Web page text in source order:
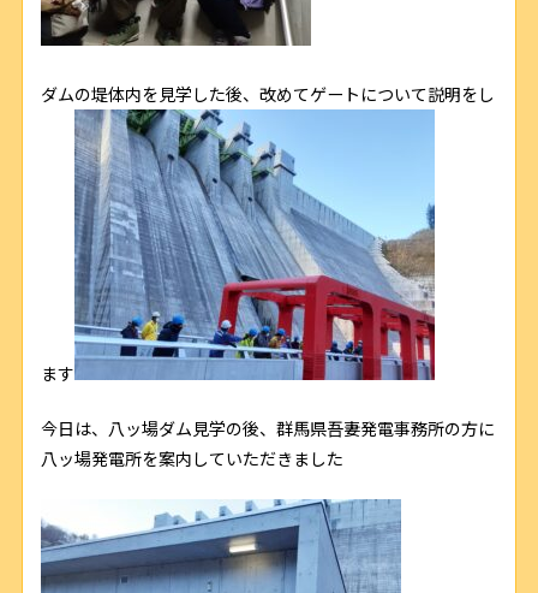
ダムの堤体内を見学した後、改めてゲートについて説明をし
ます
今日は、八ッ場ダム見学の後、群馬県吾妻発電事務所の方に
八ッ場発電所を案内していただきました